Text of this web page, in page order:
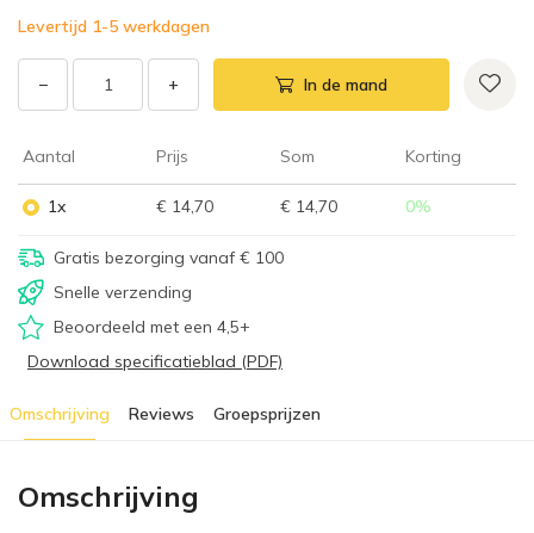
Levertijd 1-5 werkdagen
− + In de mand
Aantal Prijs Som Korting
1x € 14,70 € 14,70 0%
Gratis bezorging vanaf € 100
Snelle verzending
Beoordeeld met een 4,5+
Download specificatieblad (PDF)
Omschrijving Reviews Groepsprijzen
Omschrijving